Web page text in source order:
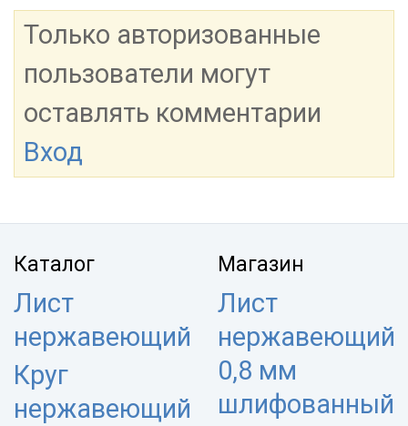
Только авторизованные
пользователи могут
оставлять комментарии
Вход
Каталог
Лист
нержавеющий
Круг
нержавеющий
Магазин
Лист
нержавеющий
0,8 мм
шлифованный